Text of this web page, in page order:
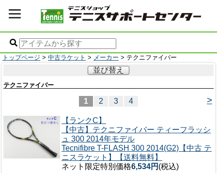
トップページ > 中古ラケット > メーカー > テクニファイバー
並び替え
テクニファイバー
>
1 2 3 4
【ランクC】
【中古】テクニファイバー ティーフラッシ
ュ 300 2014年モデル
Tecnifibre T-FLASH 300 2014(G2)【中古 テ
ニスラケット】【送料無料】
ネット限定特別価格6,534円 (税込)